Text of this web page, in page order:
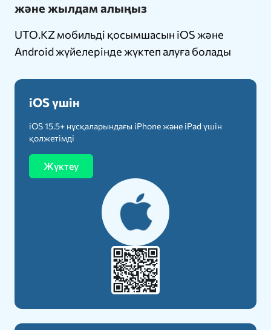
және жылдам алыңыз
UTO.KZ мобильді қосымшасын iOS және
Android жүйелерінде жүктеп алуға болады
iOS үшін
iOS 15.5+ нұсқаларындағы iPhone және iPad үшін
қолжетімді
Жүктеу